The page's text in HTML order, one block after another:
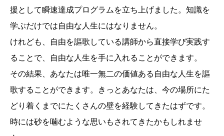
援として瞬速達成プログラムを立ち上げました。知識を
学ぶだけでは自由な人生にはなりません。
けれども、自由を謳歌している講師から直接学び実践す
ることで、自由な人生を手に入れることができます。
その結果、あなたは唯一無二の価値ある自由な人生を謳
歌することができます。きっとあなたは、今の場所にた
どり着くまでにたくさんの壁を経験してきたはずです。
時には砂を噛むような思いもされてきたかもしれませ